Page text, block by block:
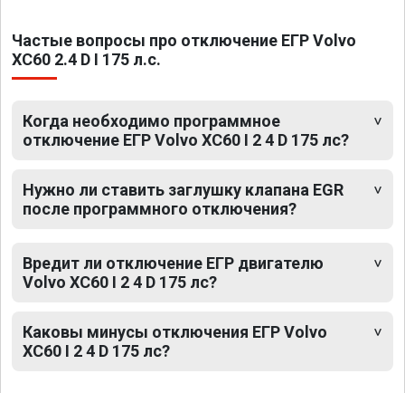
Частые вопросы про отключение ЕГР Volvo
XC60 2.4 D I 175 л.с.
Когда необходимо программное
отключение ЕГР Volvo XC60 I 2 4 D 175 лс?
Нужно ли ставить заглушку клапана EGR
после программного отключения?
Вредит ли отключение ЕГР двигателю
Volvo XC60 I 2 4 D 175 лс?
Каковы минусы отключения ЕГР Volvo
XC60 I 2 4 D 175 лс?